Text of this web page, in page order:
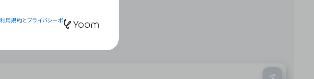
利用規約とプライバシーポ